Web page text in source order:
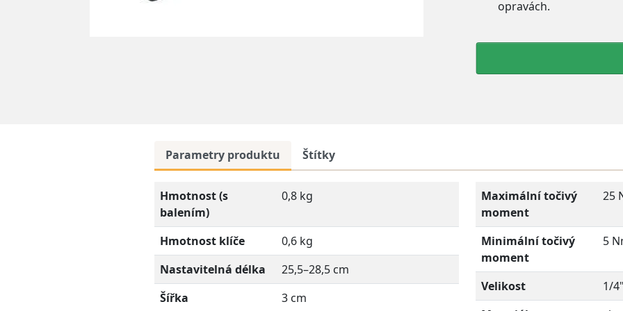
opravách.
Parametry produktu Štítky
Hmotnost (s
balením)
0,8 kg
Hmotnost klíče
0,6 kg
Nastavitelná délka
25,5–28,5 cm
Šířka
3 cm
Maximální točivý
moment
25
Minimální točivý
moment
5
Velikost
1/4"